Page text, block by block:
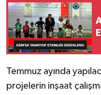
Temmuz ayında
projelerin inşaat